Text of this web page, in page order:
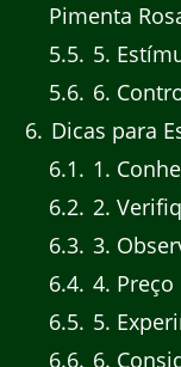
Pimenta
5.5 5.
5.6 6.
6 Dicas para
6.1
1.
6.2 2.
6.3 3.
6.4 4.
6.5 5.
6.6 6.